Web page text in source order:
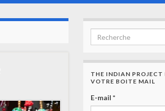
THE INDIAN
VOTRE BOITE MAIL
E-mail *